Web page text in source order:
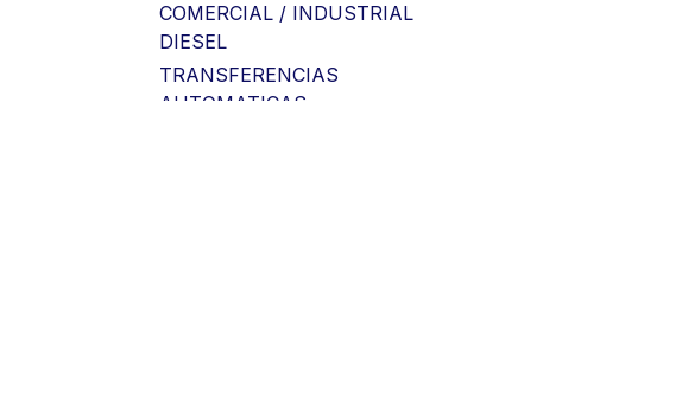
COMERCIAL / INDUSTRIAL
DIESEL
TRANSFERENCIAS
AUTOMATICAS